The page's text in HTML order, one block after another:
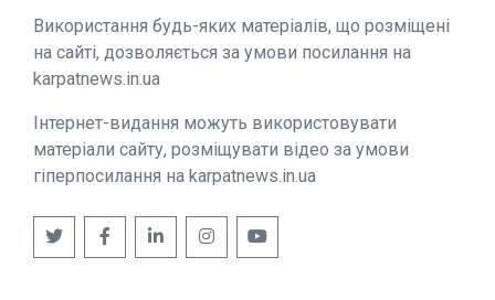
Використання будь-яких матеріалів, що розміщені
на сайті, дозволяється за умови посилання на
karpatnews.in.ua
Інтернет-видання можуть використовувати
матеріали сайту, розміщувати відео за умови
гіперпосилання на karpatnews.in.ua